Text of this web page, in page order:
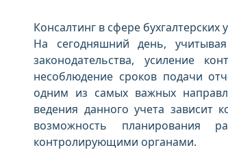
Консалтинг в сфере бухгалтерских
На сегодняшний день,
законодательства, усиление
несоблюдение сроков подачи
одним из самых важных
ведения данного учета зависит
возможность планирования
контролирующими органами.